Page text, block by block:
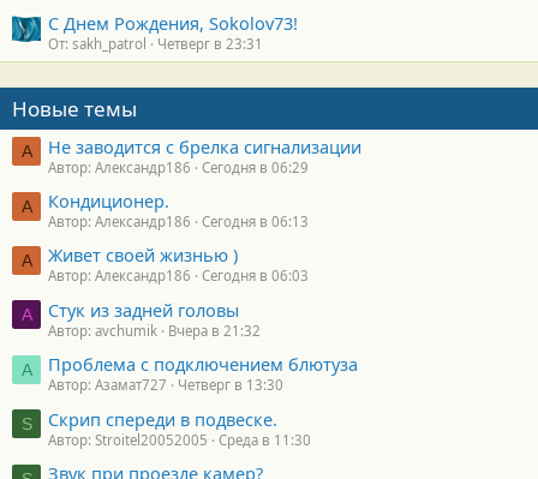
С Днем Рождения, Sokolov73!
От: sakh_patrol Четверг в 23:31
Новые темы
А Не заводится с брелка сигнализации
Автор: Александр186 Сегодня в 06:29
А Кондиционер.
Автор: Александр186 Сегодня в 06:13
А Живет своей жизнью )
Автор: Александр186 Сегодня в 06:03
A Стук из задней головы
Автор: avchumik Вчера в 21:32
А Проблема с подключением блютуза
Автор: Азамат727 Четверг в 13:30
S Скрип спереди в подвеске.
Автор: Stroitel20052005 Среда в 11:30
Звук при проезде камер?